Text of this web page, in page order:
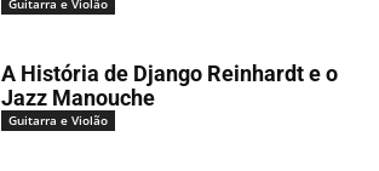
Guitarra e Violão
A História de Django Reinhardt e o
Jazz Manouche
Guitarra e Violão